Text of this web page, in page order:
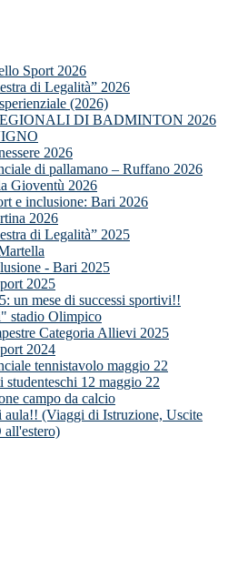
Sport 2026
di Legalità” 2026
(2026)
DI BADMINTON 2026
2026
di pallamano – Ruffano 2026
Gioventù 2026
e inclusione: Bari 2026
2026
di Legalità” 2025
- Bari 2025
2025
un mese di successi sportivi!!
stadio Olimpico
Categoria Allievi 2025
2024
tennistavolo maggio 22
studenteschi 12 maggio 22
campo da calcio
(Viaggi di Istruzione, Uscite
all'estero)